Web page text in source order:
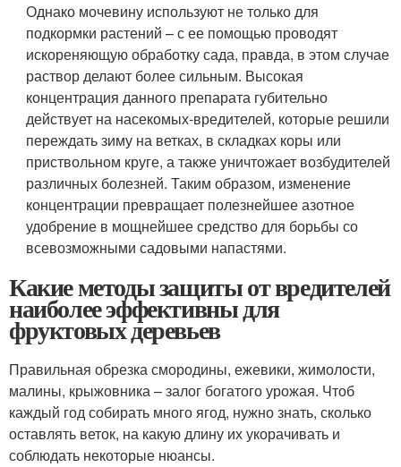
Однако мочевину используют не только для
подкормки растений – с ее помощью проводят
искореняющую обработку сада, правда, в этом случае
раствор делают более сильным. Высокая
концентрация данного препарата губительно
действует на насекомых-вредителей, которые решили
переждать зиму на ветках, в складках коры или
приствольном круге, а также уничтожает возбудителей
различных болезней. Таким образом, изменение
концентрации превращает полезнейшее азотное
удобрение в мощнейшее средство для борьбы со
всевозможными садовыми напастями.
Какие методы защиты от вредителей
наиболее эффективны для
фруктовых деревьев
Правильная обрезка смородины, ежевики, жимолости,
малины, крыжовника – залог богатого урожая. Чтоб
каждый год собирать много ягод, нужно знать, сколько
оставлять веток, на какую длину их укорачивать и
соблюдать некоторые нюансы.